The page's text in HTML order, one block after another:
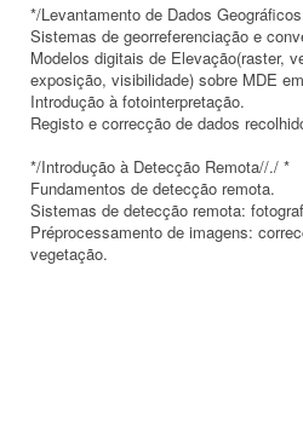
*/Levantamento de Dados
Sistemas de georreferenciação e
Modelos digitais de Elevação(raster,
exposição, visibilidade) sobre MDE
Introdução à fotointerpretação.
Registo e correcção de dados
*/Introdução à Detecção Remota//./ *
Fundamentos de detecção remota.
Sistemas de detecção remota:
Préprocessamento de imagens:
vegetação.